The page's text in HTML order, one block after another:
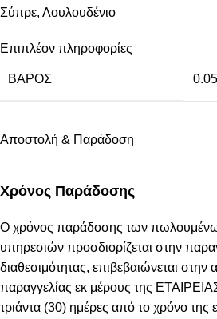
Σύπρε, Λουλουδένιο
Επιπλέον πληροφορίες
ΒΆΡΟΣ
Αποστολή & Παράδοση
Χρόνος Παράδοσης
Ο χρόνος παράδοσης των
υπηρεσιών προσδιορίζεται στην
διαθεσιμότητας, επιβεβαιώνεται στην
παραγγελίας εκ μέρους της
τριάντα (30) ημέρες από το χρόνο της